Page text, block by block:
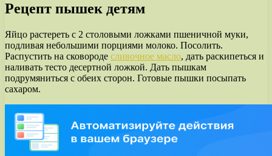
Рецепт пышек детям
Яйцо растереть с 2 столовыми ложками пшеничной муки,
подливая небольшими порциями молоко. Посолить.
Распустить на сковороде сливочное масло, дать раскипеться и
наливать тесто десертной ложкой. Дать пышкам
подрумяниться с обеих сторон. Готовые пышки посыпать
сахаром.